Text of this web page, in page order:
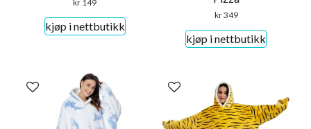
kr 149
kjøp i nettbutikk
kr349
kjøp i nettbutikk